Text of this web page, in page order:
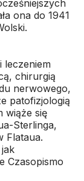
ona do 1941
leczeniem
chirurgią
nerwowego,
patofizjologią
wiąże się
Sterlinga,
Flataua.
Czasopismo